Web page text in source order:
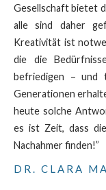
Gesellschaft bietet
alle sind daher
Kreativität ist
die die
befriedigen – und
Generationen
heute solche
es ist Zeit, dass
Nachahmer finden!”
DR. CLARA